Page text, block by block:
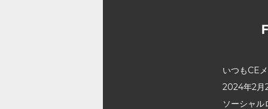
いつもCE
2024年2月
ソーシャ